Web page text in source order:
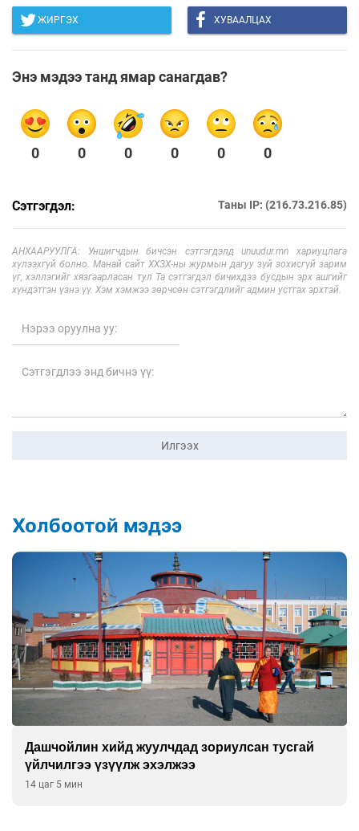
ЖИРГЭХ ХУВААЛЦАХ
Энэ мэдээ танд ямар санагдав?
0 0 0 0 0 0
Сэтгэгдэл: Таны IP: (216.73.216.85)
АНХААРУУЛГА: Уншигчдын бичсэн сэтгэгдэлд unuudur.mn хариуцлага
хүлээхгүй болно. Манай сайт ХХЗХ-ны журмын дагуу зүй зохисгүй зарим
үг, хэллэгийг хязгаарласан тул Та сэтгэгдэл бичихдээ бусдын эрх ашгийг
хүндэтгэн үзнэ үү. Хэм хэмжээ зөрчсөн сэтгэгдлийг админ устгах эрхтэй.
Илгээх
Холбоотой мэдээ
Дашчойлин хийд жуулчдад зориулсан тусгай
үйлчилгээ үзүүлж эхэлжээ
14 цаг 5 мин